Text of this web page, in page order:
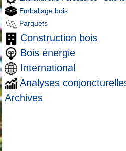
Emballage bois
Parquets
Construction bois
Bois énergie
International
Analyses
Archives